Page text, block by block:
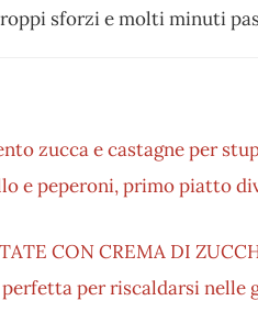
sforzi e molti minuti
zucca e castagne per
e peperoni, primo piatto
CON CREMA DI
perfetta per riscaldarsi